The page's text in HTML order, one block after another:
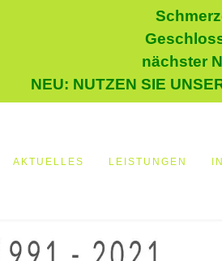
nächster
NEU: NUTZEN SIE
AKTUELLES LEISTUNGEN